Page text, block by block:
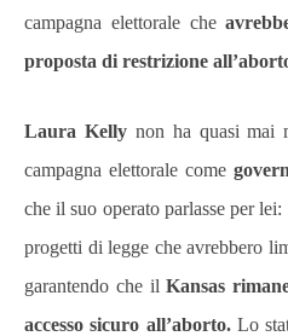
campagna elettorale che
proposta di restrizione
Laura Kelly non ha quasi mai
campagna elettorale come
che il suo operato parlasse per
progetti di legge che avrebbero
garantendo che ilKansas
accesso sicuro all’aborto. Lo